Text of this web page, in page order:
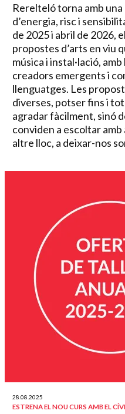
Rerelteló torna amb
d’energia, risc i
de 2025 i abril de 2026,
propostes d’arts en viu
música i instal·lació,
creadors emergents i
llenguatges. Les
diverses, potser fins i
agradar fàcilment, sinó
conviden a escoltar amb
altre lloc, a deixar-nos
28.08.2025
ESTRENA EL NOU CURS AMB EL